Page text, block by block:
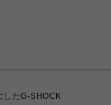
したG-SHOCK